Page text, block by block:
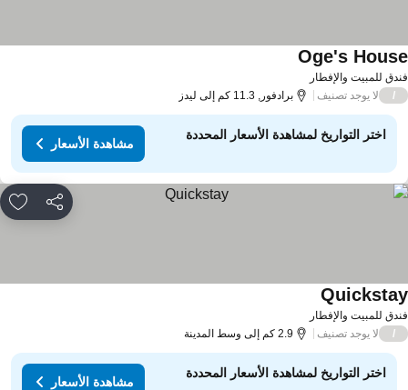
للمبيت والإفطار
Oge's
لا يوجد تصنيف برادفور, 11.3 كم إلى ليدز
اختر التواريخ لمشاهدة الأسعار المحددة
مشاهدة الأسعار
مشاركة
للمبيت والإفطار
لا يوجد تصنيف 2.9 كم إلى وسط المدينة
اختر التواريخ لمشاهدة الأسعار المحددة
مشاهدة الأسعار